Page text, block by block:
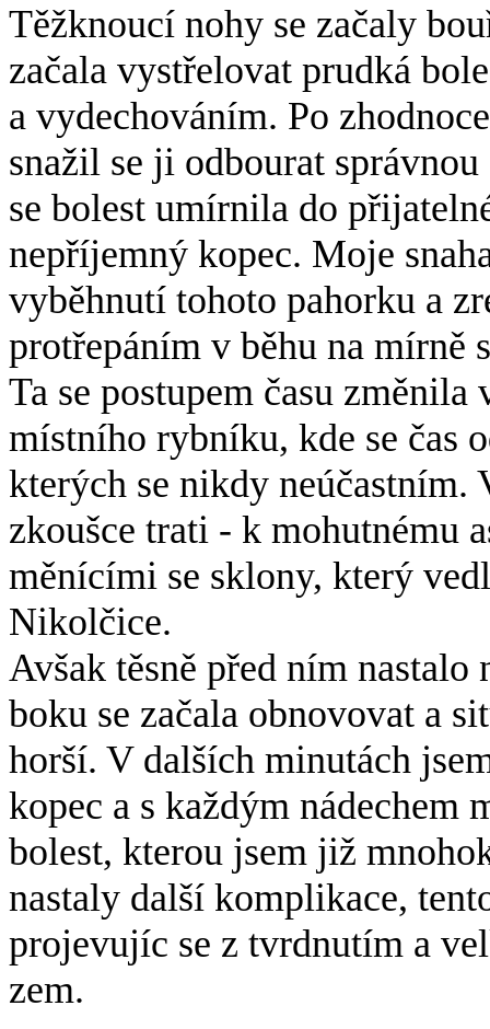
Těžknoucí nohy se začaly
začala vystřelovat prudká
a vydechováním. Po
snažil se ji odbourat
se bolest umírnila do
nepříjemný kopec. Moje
vyběhnutí tohoto pahorku a
protřepáním v běhu na mírně
Ta se postupem času
místního rybníku, kde se čas
kterých se nikdy
zkoušce trati - k mohutnému
měnícími se sklony, který
Nikolčice.
Avšak těsně před ním nastalo
boku se začala obnovovat a
horší. V dalších minutách
kopec a s každým nádechem
bolest, kterou jsem již
nastaly další komplikace,
projevujíc se z tvrdnutím a
zem.